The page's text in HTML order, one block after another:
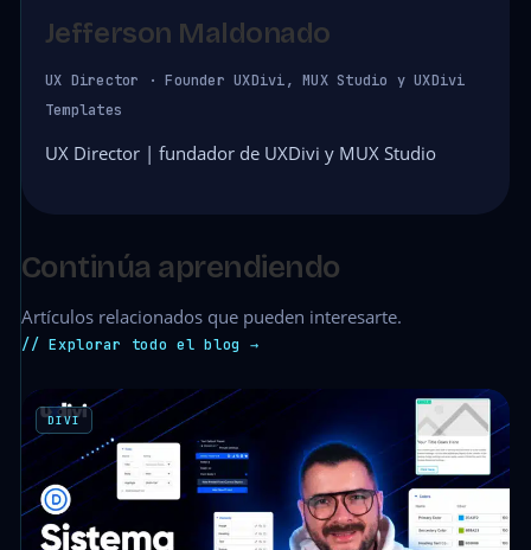
Jefferson Maldonado
UX Director · Founder UXDivi, MUX Studio y UXDivi
Templates
UX Director | fundador de UXDivi y MUX Studio
Continúa aprendiendo
Artículos relacionados que pueden interesarte.
// Explorar todo el blog →
DIVI